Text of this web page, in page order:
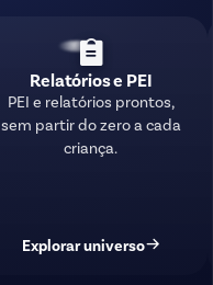
Relatórios e PEI
PEI e relatórios prontos,
sem partir do zero a cada
criança.
Explorar universo